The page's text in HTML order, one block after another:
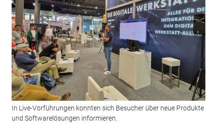
In Live-Vorführungen konnten sich Besucher über neue Produkte
und Softwarelösungen informieren.